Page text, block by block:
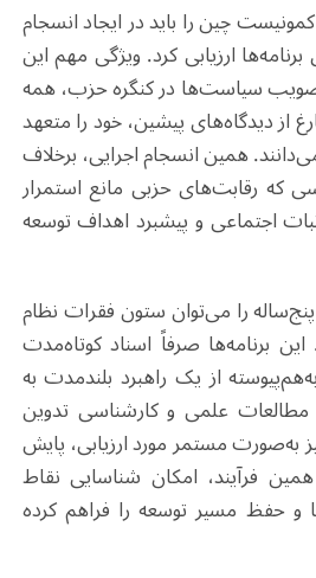
چین را باید در ایجاد انسجام
ارزیابی کرد. ویژگی مهم این
سیاست‌ها در کنگره حزب، همه
از دیدگاه‌های پیشین، خود را متعهد
همین انسجام اجرایی، برخلاف
که رقابت‌های حزبی مانع استمرار
اجتماعی و پیشبرد اهداف توسعه
را می‌توان ستون فقرات نظام
برنامه‌ها صرفاً اسناد کوتاه‌مدت
از یک راهبرد بلندمدت به
مطالعات علمی و کارشناسی تدوین
به‌صورت مستمر مورد ارزیابی، پایش
فرآیند، امکان شناسایی نقاط
حفظ مسیر توسعه را فراهم کرده